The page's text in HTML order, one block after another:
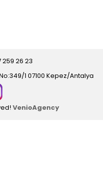
259 26 23
1 07100 Kepez/Antalya
VenioAgency